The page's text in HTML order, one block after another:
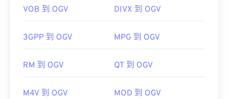
VOB 到 OGV DIVX 到 OGV
3GPP 到 OGV MPG 到 OGV
RM 到 OGV QT 到 OGV
M4V 到 OGV MOD 到 OGV